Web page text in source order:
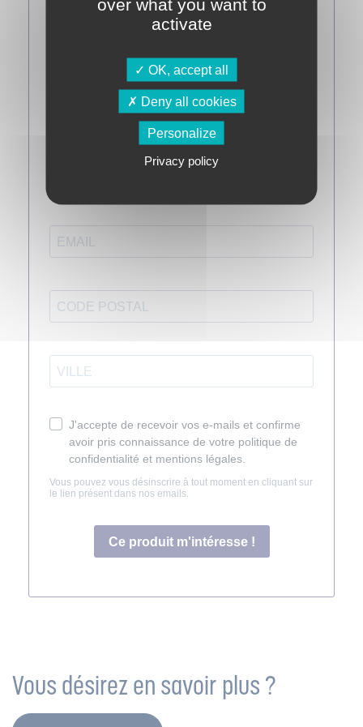
Vous désirez en savoir plus ?
over what you want to
activate
OK, accept all
Deny all cookies
Personalize
Privacy policy